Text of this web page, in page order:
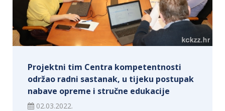
Projektni tim Centra kompetentnosti
održao radni sastanak, u tijeku postupak
nabave opreme i stručne edukacije
02.03.2022.